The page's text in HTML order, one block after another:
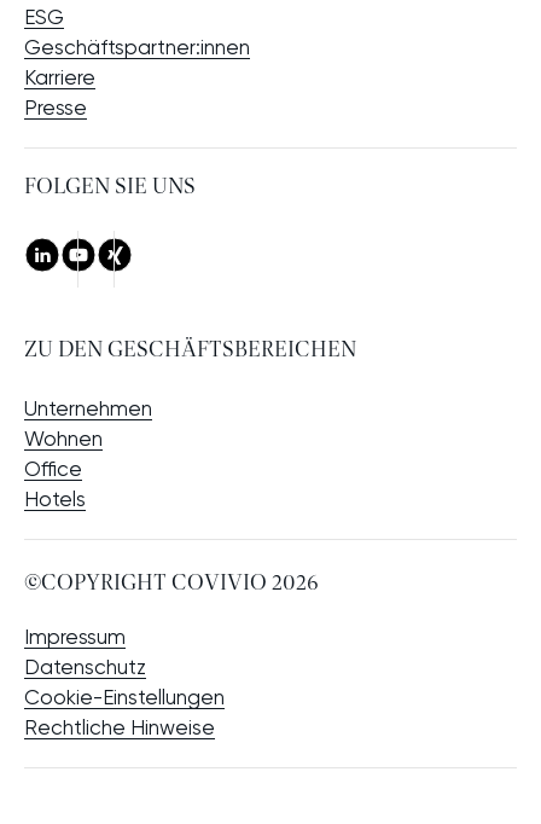
ESG
Geschäftspartner:innen
Karriere
Presse
FOLGEN SIE UNS
LinkedInYoutube
ZU DEN GESCHÄFTSBEREICHEN
Unternehmen
Wohnen
Office
Hotels
©COPYRIGHT COVIVIO 2026
Impressum
Datenschutz
Cookie-Einstellungen
Rechtliche Hinweise